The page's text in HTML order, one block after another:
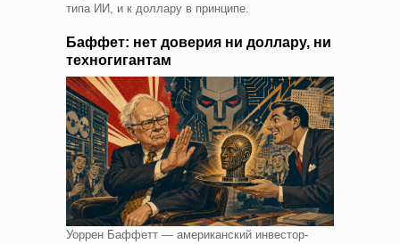
типа ИИ, и к доллару в принципе.
Баффет: нет доверия ни доллару, ни
техногигантам
Уоррен Баффетт — американский инвестор-